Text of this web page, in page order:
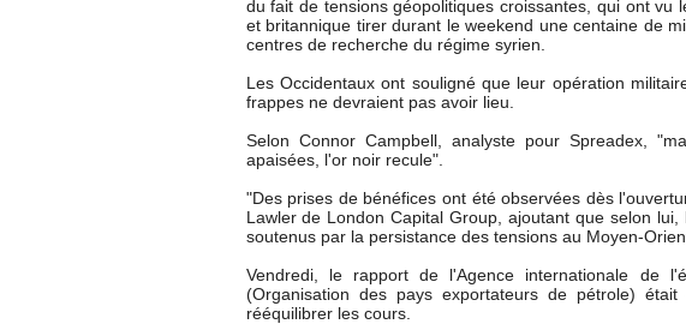
du fait de tensions géopolitiques croissantes, qui ont vu
et britannique tirer durant le weekend une centaine de
centres de recherche du régime syrien.
Les Occidentaux ont souligné que leur opération
frappes ne devraient pas avoir lieu.
Selon Connor Campbell, analyste pour Spreadex,
apaisées, l'or noir recule".
"Des prises de bénéfices ont été observées dès
Lawler de London Capital Group, ajoutant que selon
soutenus par la persistance des tensions au Moyen-
Vendredi, le rapport de l'Agence internationale de
(Organisation des pays exportateurs de pétrole)
rééquilibrer les cours.